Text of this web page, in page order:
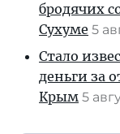
бродячих
Сухуме 5
Стало
деньги за
Крым 5